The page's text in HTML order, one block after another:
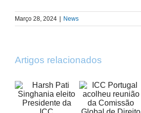
Março 28, 2024 | News
Artigos relacionados